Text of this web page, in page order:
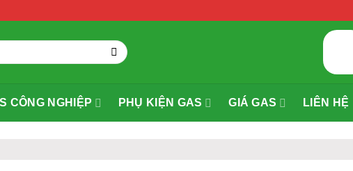
CÔNG NGHIỆP PHỤ KIỆN GAS GIÁ GAS LIÊN HỆ